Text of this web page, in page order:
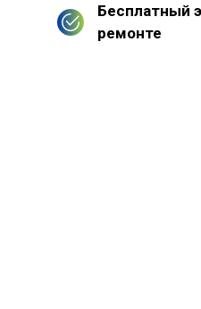
Бесплатный
ремонте